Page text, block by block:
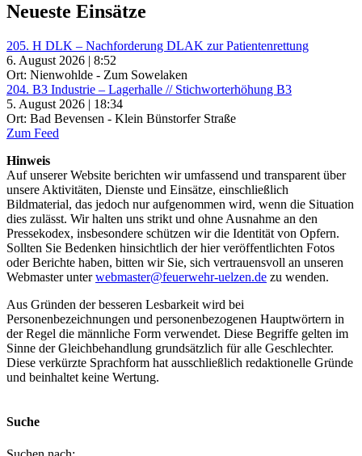
Neueste Einsätze
205. H DLK – Nachforderung DLAK zur Patientenrettung
6. August 2026 | 8:52
Ort: Nienwohlde - Zum Sowelaken
204. B3 Industrie – Lagerhalle // Stichworterhöhung B3
5. August 2026 | 18:34
Ort: Bad Bevensen - Klein Bünstorfer Straße
Zum Feed
Hinweis
Auf unserer Website berichten wir umfassend und transparent über
unsere Aktivitäten, Dienste und Einsätze, einschließlich
Bildmaterial, das jedoch nur aufgenommen wird, wenn die Situation
dies zulässt. Wir halten uns strikt und ohne Ausnahme an den
Pressekodex, insbesondere schützen wir die Identität von Opfern.
Sollten Sie Bedenken hinsichtlich der hier veröffentlichten Fotos
oder Berichte haben, bitten wir Sie, sich vertrauensvoll an unseren
Webmaster unterwebmaster@feuerwehr-uelzen.de zu wenden.
Aus Gründen der besseren Lesbarkeit wird bei
Personenbezeichnungen und personenbezogenen Hauptwörtern in
der Regel die männliche Form verwendet. Diese Begriffe gelten im
Sinne der Gleichbehandlung grundsätzlich für alle Geschlechter.
Diese verkürzte Sprachform hat ausschließlich redaktionelle Gründe
und beinhaltet keine Wertung.
Suche